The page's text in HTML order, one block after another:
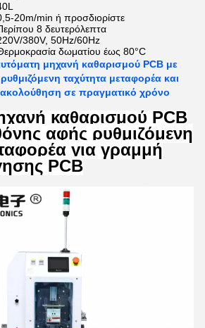
20m/min ή προσδιορίστε
8 δευτερόλεπτα
380V, 50Hz/60Hz
δωματίου έως 80°C
μηχανή καθαρισμού PCB με
ταχύτητα μεταφορέα και
σε πραγματικό χρόνο
καθαρισμού PCB
αφής ρυθμιζόμενη
για γραμμή
PCB